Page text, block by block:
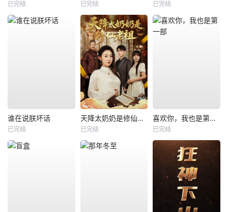
已完结 已完结 已完结
谁在说朕坏话
已完结
天降太奶奶是修仙老祖
已完结
喜欢你，我也是第一部
已完结